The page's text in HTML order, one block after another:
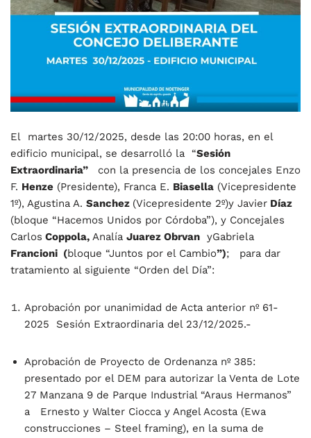
El martes 30/12/2025, desde las 20:00 horas, en el
edificio municipal, se desarrolló la “Sesión
Extraordinaria”
con la presencia de los concejales Enzo
F. Henze (Presidente), Franca E. Biasella (Vicepresidente
1º), Agustina A. Sanchez (Vicepresidente 2º)y Javier Díaz
(bloque “Hacemos Unidos por Córdoba”), y Concejales
Carlos Coppola, Analía Juarez Obrvan yGabriela
Francioni (bloque “Juntos por el Cambio”); para dar
tratamiento al siguiente “Orden del Día”:
Aprobación por unanimidad de Acta anterior nº 61-
2025 Sesión Extraordinaria del 23/12/2025.-
Aprobación de Proyecto de Ordenanza nº 385:
presentado por el DEM para autorizar la Venta de Lote
27 Manzana 9 de Parque Industrial “Araus Hermanos”
a Ernesto y Walter Ciocca y Angel Acosta (Ewa
construcciones – Steel framing), en la suma de